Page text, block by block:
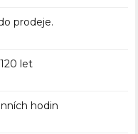
prodeje.
let
hodin